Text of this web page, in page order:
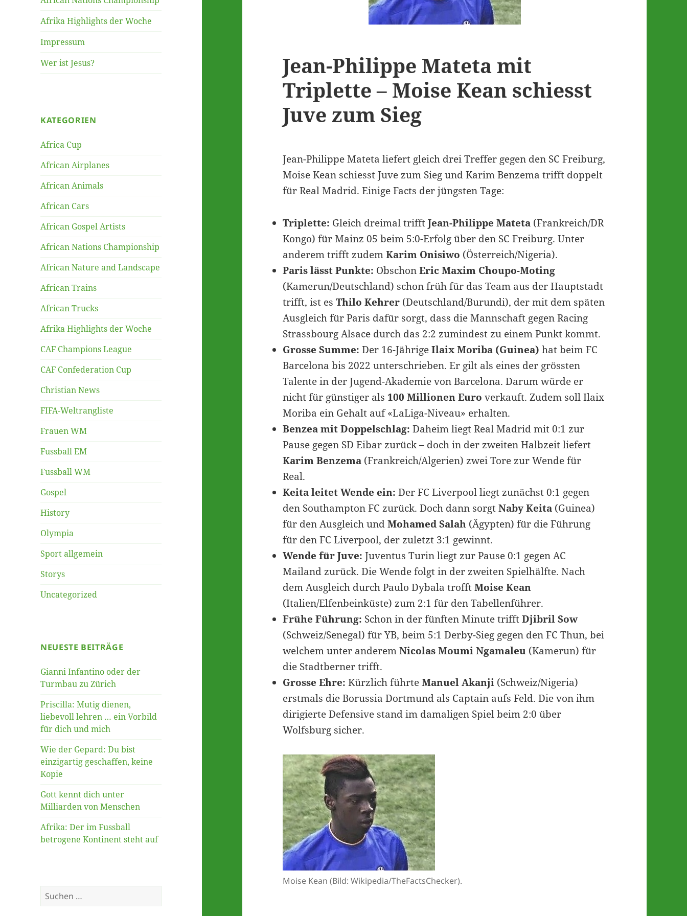
Afrika Highlights der Woche
Impressum
Wer ist Jesus?
KATEGORIEN
Africa Cup
African Airplanes
African Animals
African Cars
African Gospel Artists
African Nations Championship
African Nature and Landscape
African Trains
African Trucks
Afrika Highlights der Woche
CAF Champions League
CAF Confederation Cup
Christian News
FIFA-Weltrangliste
Frauen WM
Fussball EM
Fussball WM
Gospel
History
Olympia
Sport allgemein
Storys
Uncategorized
NEUESTE BEITRÄGE
Gianni Infantino oder der
Turmbau zu Zürich
Priscilla: Mutig dienen,
liebevoll lehren … ein Vorbild
für dich und mich
Wie der Gepard: Du bist
einzigartig geschaffen, keine
Kopie
Gott kennt dich unter
Milliarden von Menschen
Afrika: Der im Fussball
betrogene Kontinent steht auf
Suche
nach:
Jean-Philippe Mateta mit
Triplette – Moise Kean schiesst
Juve zum Sieg
Jean-Philippe Mateta liefert gleich drei Treffer gegen den SC Freiburg,
Moise Kean schiesst Juve zum Sieg und Karim Benzema trifft doppelt
für Real Madrid. Einige Facts der jüngsten Tage:
Triplette: Gleich dreimal trifftJean-Philippe Mateta (Frankreich/DR
Kongo) für Mainz 05 beim 5:0-Erfolg über den SC Freiburg. Unter
anderem trifft zudemKarim Onisiwo (Österreich/Nigeria).
Paris lässt Punkte: ObschonEric Maxim Choupo-Moting
(Kamerun/Deutschland) schon früh für das Team aus der Hauptstadt
trifft, ist esThilo Kehrer (Deutschland/Burundi), der mit dem späten
Ausgleich für Paris dafür sorgt, dass die Mannschaft gegen Racing
Strassbourg Alsace durch das 2:2 zumindest zu einem Punkt kommt.
Grosse Summe:Der 16-JährigeIlaix Moriba (Guinea) hat beim FC
Barcelona bis 2022 unterschrieben. Er gilt als eines der grössten
Talente in der Jugend-Akademie von Barcelona. Darum würde er
nicht für günstiger als 100 Millionen Euroverkauft. Zudem soll Ilaix
Moriba ein Gehalt auf «LaLiga-Niveau» erhalten.
Benzea mit Doppelschlag: Daheim liegt Real Madrid mit 0:1 zur
Pause gegen SD Eibar zurück – doch in der zweiten Halbzeit liefert
Karim Benzema (Frankreich/Algerien) zwei Tore zur Wende für
Real.
Keita leitet Wende ein: Der FC Liverpool liegt zunächst 0:1 gegen
den Southampton FC zurück. Doch dann sorgtNaby Keita (Guinea)
für den Ausgleich undMohamed Salah (Ägypten) für die Führung
für den FC Liverpool, der zuletzt 3:1 gewinnt.
Wende für Juve: Juventus Turin liegt zur Pause 0:1 gegen AC
Mailand zurück. Die Wende folgt in der zweiten Spielhälfte. Nach
dem Ausgleich durch Paulo Dybala trofftMoise Kean
(Italien/Elfenbeinküste) zum 2:1 für den Tabellenführer.
Frühe Führung: Schon in der fünften Minute trifftDjibril Sow
(Schweiz/Senegal) für YB, beim 5:1 Derby-Sieg gegen den FC Thun, bei
welchem unter anderemNicolas Moumi Ngamaleu (Kamerun) für
die Stadtberner trifft.
Grosse Ehre: Kürzlich führteManuel Akanji (Schweiz/Nigeria)
erstmals die Borussia Dortmund als Captain aufs Feld. Die von ihm
dirigierte Defensive stand im damaligen Spiel beim 2:0 über
Wolfsburg sicher.
Moise Kean (Bild: Wikipedia/TheFactsChecker).